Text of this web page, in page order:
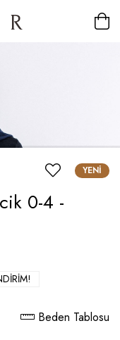
YENI
0-4 -
Beden Tablosu